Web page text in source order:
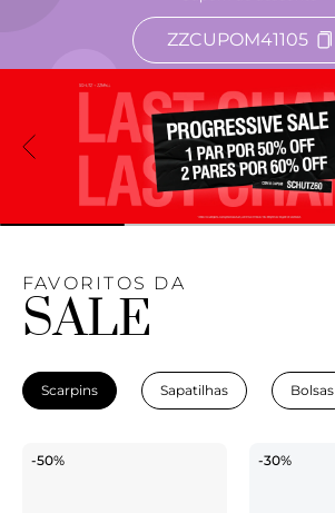
ZZCUPOM41105
FAVORITOS DA
SALE
Scarpins Sapatilhas Bolsas
-50% -30%